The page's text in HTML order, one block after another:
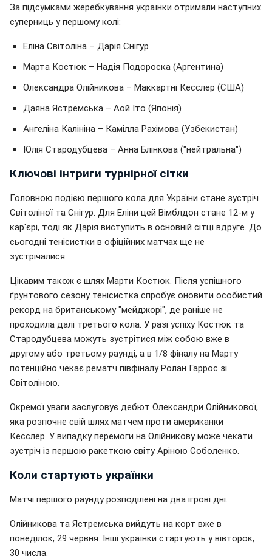
За підсумками жеребкування українки отримали наступних
суперниць у першому колі:
Еліна Світоліна – Дарія Снігур
Марта Костюк – Надія Подороска (Аргентина)
Олександра Олійникова – Маккартні Кесслер (США)
Даяна Ястремська – Аой Іто (Японія)
Ангеліна Калініна – Камілла Рахімова (Узбекистан)
Юлія Стародубцева – Анна Блінкова ("нейтральна")
Ключові інтриги турнірної сітки
Головною подією першого кола для України стане зустріч
Світоліної та Снігур. Для Еліни цей Вімблдон стане 12-м у
кар'єрі, тоді як Дарія виступить в основній сітці вдруге. До
сьогодні тенісистки в офіційних матчах ще не
зустрічалися.
Цікавим також є шлях Марти Костюк. Після успішного
ґрунтового сезону тенісистка спробує оновити особистий
рекорд на британському "мейджорі", де раніше не
проходила далі третього кола. У разі успіху Костюк та
Стародубцева можуть зустрітися між собою вже в
другому або третьому раунді, а в 1/8 фіналу на Марту
потенційно чекає рематч півфіналу Ролан Гаррос зі
Світоліною.
Окремої уваги заслуговує дебют Олександри Олійникової,
яка розпочне свій шлях матчем проти американки
Кесслер. У випадку перемоги на Олійникову може чекати
зустріч із першою ракеткою світу Аріною Соболенко.
Коли стартують українки
Матчі першого раунду розподілені на два ігрові дні.
Олійникова та Ястремська вийдуть на корт вже в
понеділок, 29 червня. Інші українки стартують у вівторок,
30 числа.